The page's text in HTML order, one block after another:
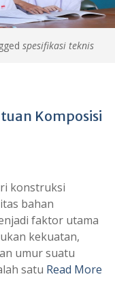
spesifikasi teknis
Komposisi
konstruksi
bahan
faktor utama
kekuatan,
umur suatu
satu Read More